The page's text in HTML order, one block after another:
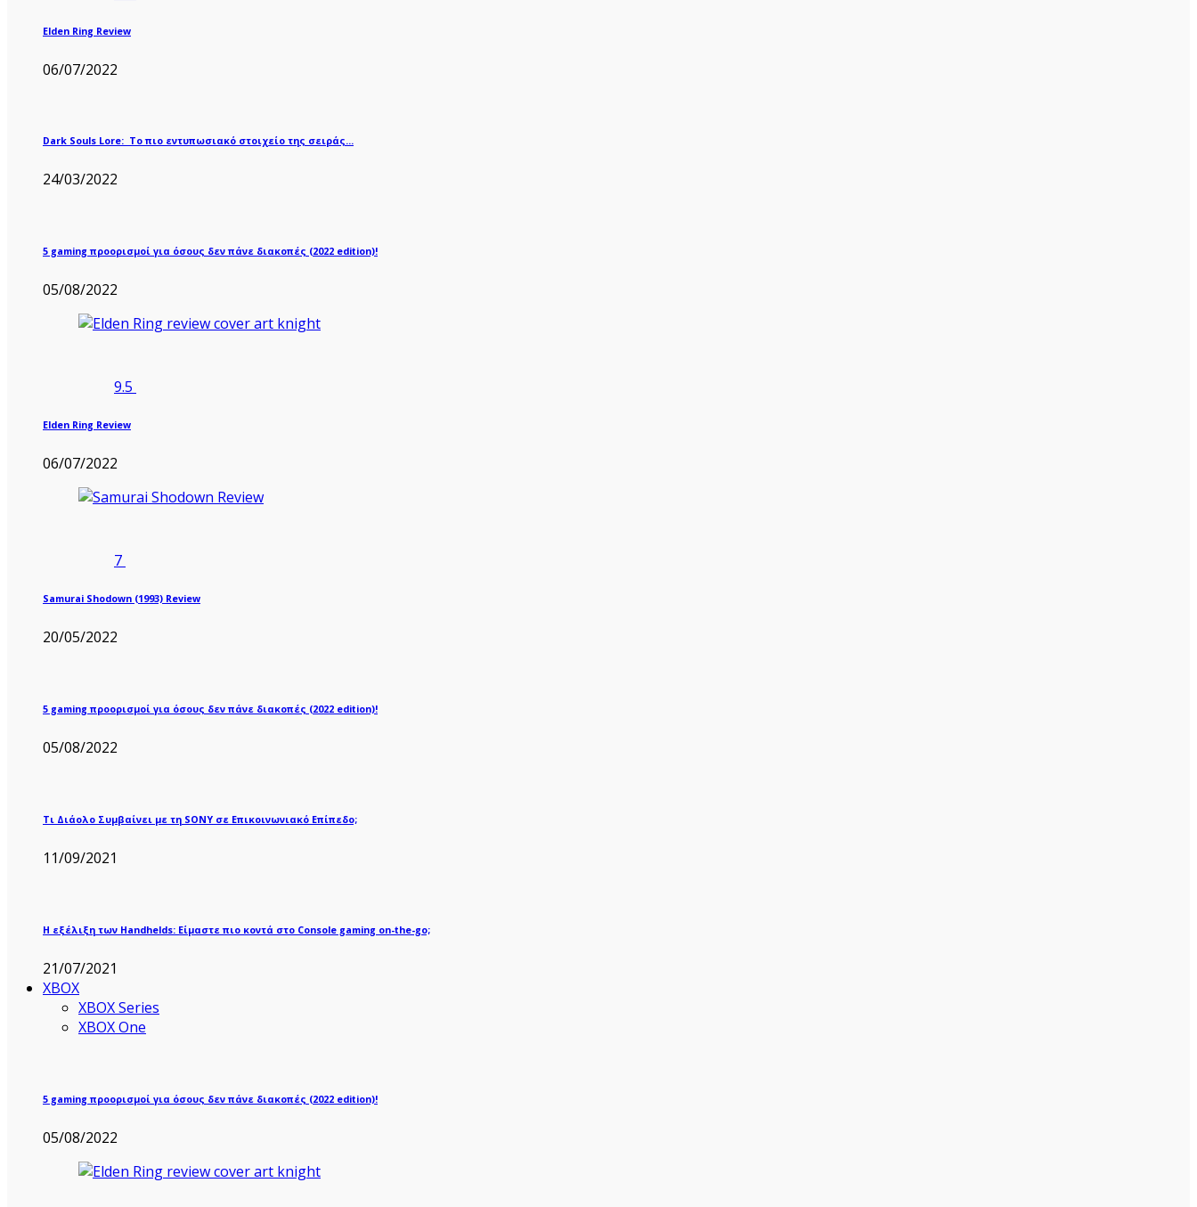
Elden Ring Review
06/07/2022
Dark Souls Lore: Το πιο εντυπωσιακό στοιχείο της σειράς…
24/03/2022
5 gaming προορισμοί για όσους δεν πάνε διακοπές (2022 edition)!
05/08/2022
9.5
Elden Ring Review
06/07/2022
7
Samurai Shodown (1993) Review
20/05/2022
5 gaming προορισμοί για όσους δεν πάνε διακοπές (2022 edition)!
05/08/2022
Τι Διάολο Συμβαίνει με τη SONY σε Επικοινωνιακό Επίπεδο;
11/09/2021
Η εξέλιξη των Handhelds: Είμαστε πιο κοντά στο Console gaming on-the-go;
21/07/2021
XBOX
XBOX Series
XBOX One
5 gaming προορισμοί για όσους δεν πάνε διακοπές (2022 edition)!
05/08/2022